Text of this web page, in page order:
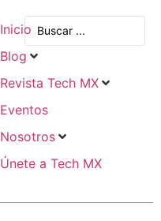
Inicio
Blog
Revista Tech MX
Eventos
Nosotros
Únete a Tech MX